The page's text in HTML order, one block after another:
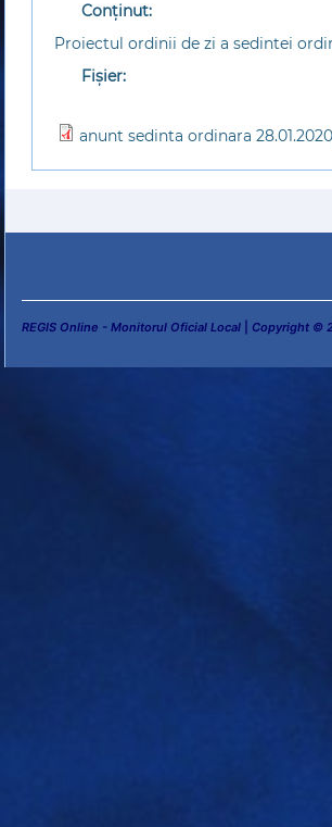
Conținut:
Proiectul ordinii de zi a sedintei
Fișier:
anunt sedinta ordinara
REGIS Online - Monitorul Oficial Local Copyright ©